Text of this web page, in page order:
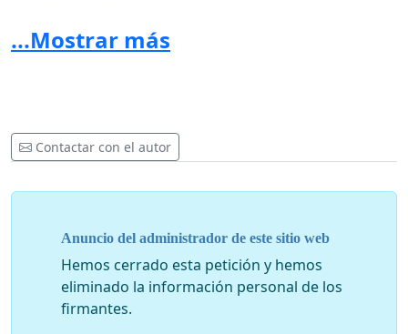
gratuitamente a todos los chilenos, “criminalizar” el
lucro en la educación y abrir las puertas al cambio que
canadienses.
...Mostrar más
Contactar con el autor
Anuncio del administrador de este sitio web
Hemos cerrado esta petición y hemos
eliminado la información personal de los
firmantes.